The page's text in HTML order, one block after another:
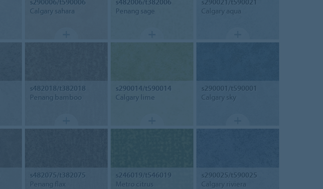
Calgary sahara
Penang sage
Calgary aqua
s482018/t382018
Penang bamboo
s290014/t590014
Calgary lime
s290001/t590001
Calgary sky
s482075/t382075
Penang flax
s246019/t546019
Metro citrus
s290025/t590025
Calgary riviera